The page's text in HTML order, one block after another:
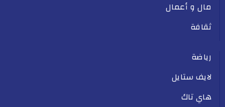
مال و أعمال
ثقافة
رياضة
لايف ستايل
هاي تاك